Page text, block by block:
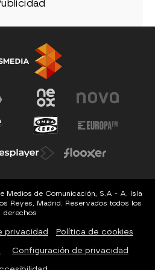
Medios de Comunicación, S.A - A. Isla
Reyes, Madrid. Reservados todos los
derechos
privacidad Política de cookies
Configuración de privacidad